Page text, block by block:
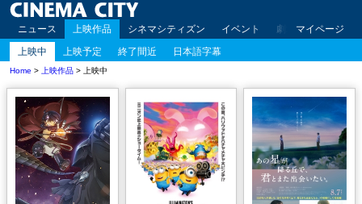
ニュース 上映作品 シネマシティズン イベント 劇場案内 アク
マイページ
上映中
上映予定 終了間近 日本語字幕
Home > 上映作品 > 上映中